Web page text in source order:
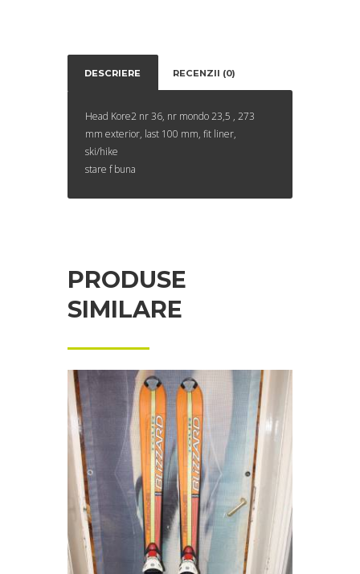
DESCRIERE RECENZII (0)
Head Kore2 nr 36, nr mondo 23,5 , 273
mm exterior, last 100 mm, fit liner,
ski/hike
stare f buna
PRODUSE
SIMILARE